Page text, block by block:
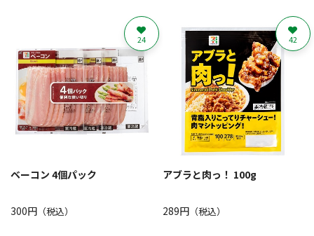
ベーコン 4個パック
300円 （税込）
24
アブラと肉っ！ 100g
289円（税込）
42